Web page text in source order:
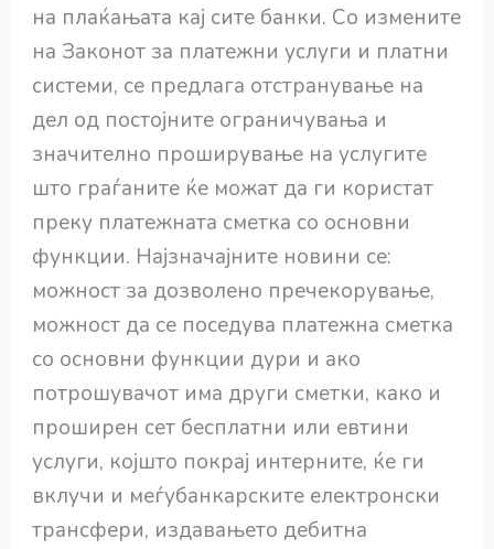
на плаќањата кај сите банки. Со измените
на Законот за платежни услуги и платни
системи, се предлага отстранување на
дел од постојните ограничувања и
значително проширување на услугите
што граѓаните ќе можат да ги користат
преку платежната сметка со основни
функции. Најзначајните новини се:
можност за дозволено пречекорување,
можност да се поседува платежна сметка
со основни функции дури и ако
потрошувачот има други сметки, како и
проширен сет бесплатни или евтини
услуги, којшто покрај интерните, ќе ги
вклучи и меѓубанкарските електронски
трансфери, издавањето дебитна